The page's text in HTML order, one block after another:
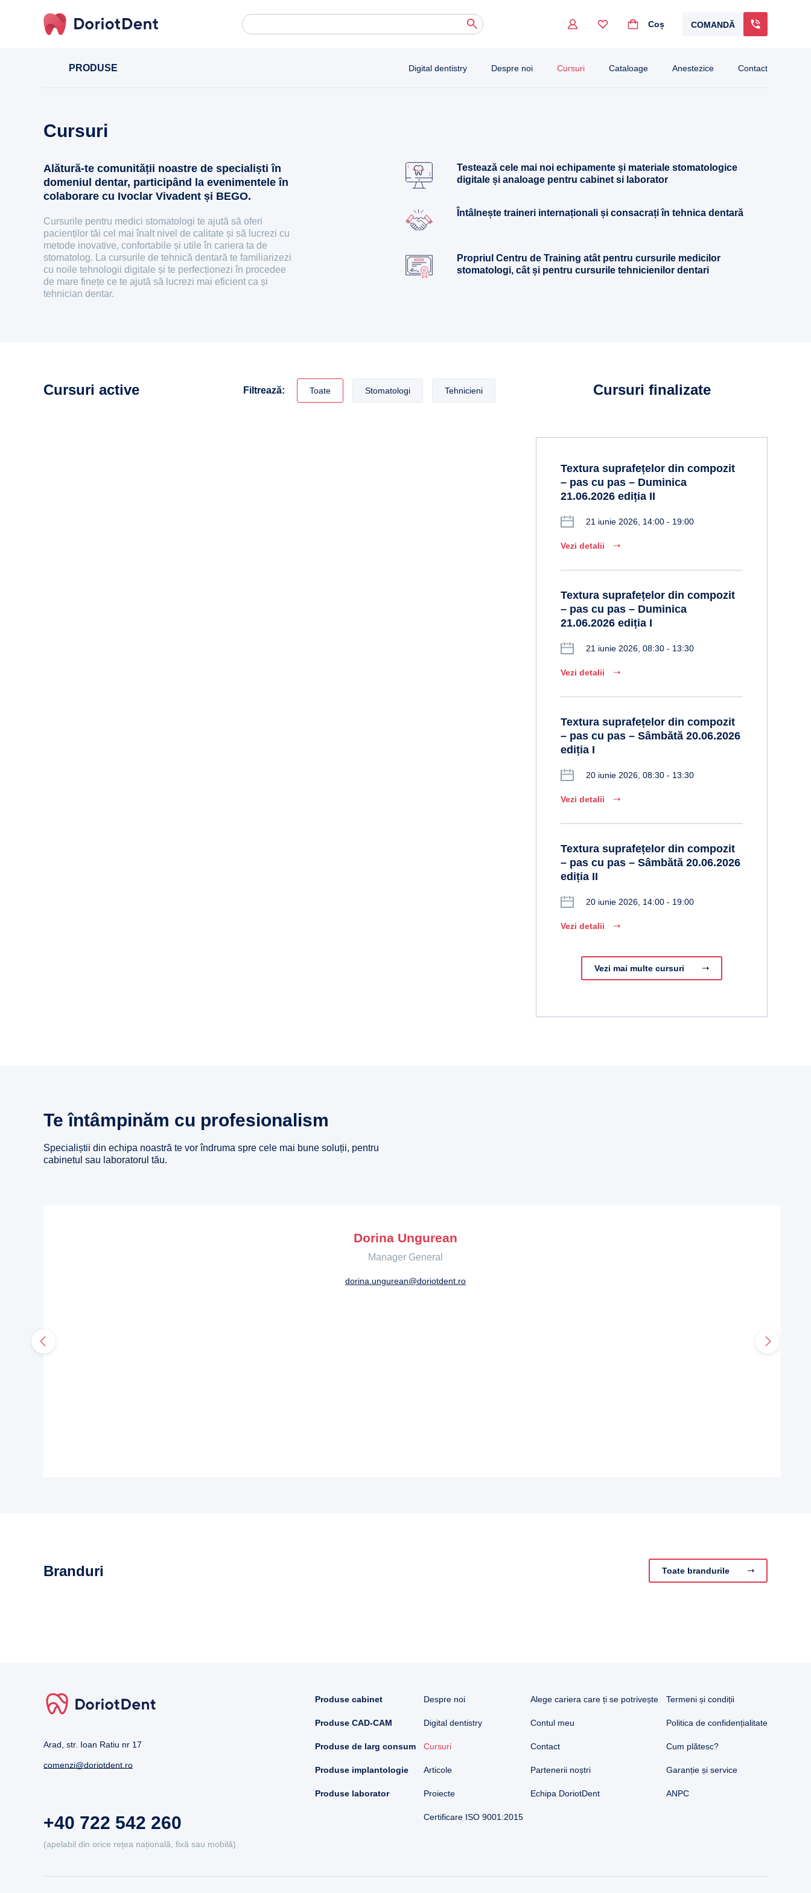
Caută
după:When autocomplete results are available use up and down arrows to review and enter to go to the desired page. Touch device users, explore by touch or with swipe
Coș COMANDĂ
PRODUSE Digital dentistry Despre noi Cursuri Cataloage Anestezice Contact
Cursuri
Alătură-te comunității noastre de specialiști în
domeniul dentar, participând la evenimentele în
colaborare cu Ivoclar Vivadent și BEGO.
Cursurile pentru medici stomatologi te ajută să oferi
pacienților tăi cel mai înalt nivel de calitate și să lucrezi cu
metode inovative, confortabile și utile în cariera ta de
stomatolog. La cursurile de tehnică dentară te familiarizezi
cu noile tehnologii digitale și te perfecționezi în procedee
de mare finețe ce te ajută să lucrezi mai eficient ca și
tehnician dentar.
Testează cele mai noi echipamente și materiale stomatologice
digitale și analoage pentru cabinet si laborator
Întâlnește traineri internaționali și consacrați în tehnica dentară
Propriul Centru de Training atât pentru cursurile medicilor
stomatologi, cât și pentru cursurile tehnicienilor dentari
Cursuri active Filtrează: Toate Stomatologi Tehnicieni Cursuri finalizate
Textura suprafețelor din compozit
– pas cu pas – Duminica
21.06.2026 ediția II
21 iunie 2026, 14:00 - 19:00
Vezi detalii
Textura suprafețelor din compozit
– pas cu pas – Duminica
21.06.2026 ediția I
21 iunie 2026, 08:30 - 13:30
Vezi detalii
Textura suprafețelor din compozit
– pas cu pas – Sâmbătă 20.06.2026
ediția I
20 iunie 2026, 08:30 - 13:30
Vezi detalii
Textura suprafețelor din compozit
– pas cu pas – Sâmbătă 20.06.2026
ediția II
20 iunie 2026, 14:00 - 19:00
Vezi detalii
Vezi mai multe cursuri
Te întâmpinăm cu profesionalism
Specialiștii din echipa noastră te vor îndruma spre cele mai bune soluții, pentru
cabinetul sau laboratorul tău.
Dorina Ungurean
Manager General
dorina.ungurean@doriotdent.ro
Branduri Toate brandurile
Arad, str. Ioan Ratiu nr 17
comenzi@doriotdent.ro
+40 722 542 260
(apelabil din orice rețea națională, fixă sau mobilă)
Produse cabinet
Produse CAD-CAM
Produse de larg consum
Produse implantologie
Produse laborator
Despre noi
Digital dentistry
Cursuri
Articole
Proiecte
Certificare ISO 9001:2015
Alege cariera care ți se potrivește
Contul meu
Contact
Partenerii noștri
Echipa DoriotDent
Termeni și condiții
Politica de confidențialitate
Cum plătesc?
Garanție și service
ANPC